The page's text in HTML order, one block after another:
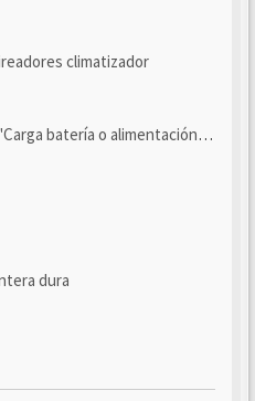
climatizador
batería o alimentación eléctri...
dura